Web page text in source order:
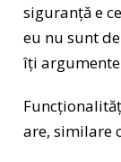
siguranță e
eu nu sunt
îți
are, similare